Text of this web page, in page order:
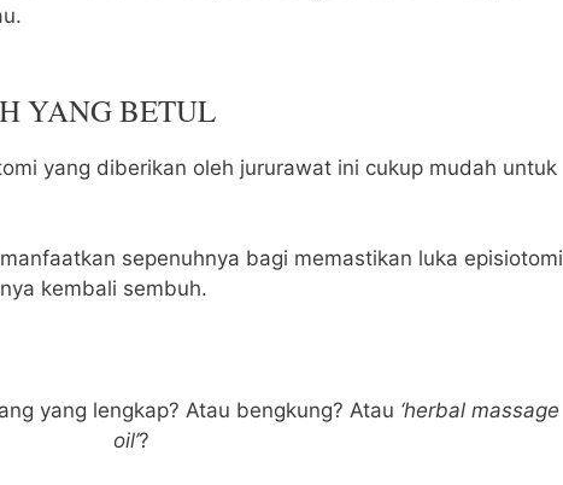
YANG BETUL
yang diberikan oleh jururawat ini cukup mudah untuk
sepenuhnya bagi memastikan luka episiotomi
kembali sembuh.
yang lengkap? Atau bengkung? Atau ‘herbal massage
oil’?